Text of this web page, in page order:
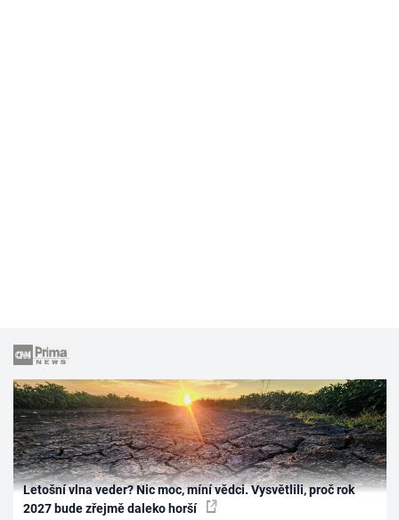
Letošní vlna veder? Nic moc, míní vědci. Vysvětlili, proč rok
2027 bude zřejmě daleko horší